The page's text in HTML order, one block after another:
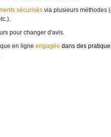
sécurisésvia plusieurs méthodes
pour changer d'avis.
en ligne engagée dans des